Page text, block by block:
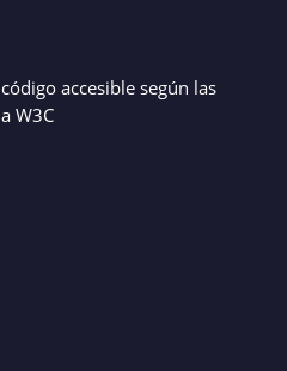
accesible según las
W3C